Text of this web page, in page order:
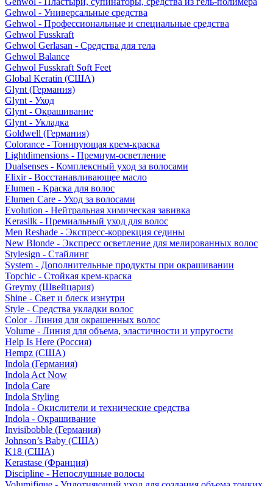
Gehwol - Универсальные средства
Gehwol - Профессиональные и специальные средства
Gehwol Fusskraft
Gehwol Gerlasan - Средства для тела
Gehwol Balance
Gehwol Fusskraft Soft Feet
Global Keratin (США)
Glynt (Германия)
Glynt - Уход
Glynt - Окрашивание
Glynt - Укладка
Goldwell (Германия)
Colorance - Тонирующая крем-краска
Lightdimensions - Премиум-осветление
Dualsenses - Комплексный уход за волосами
Elixir - Восстанавливающее масло
Elumen - Краска для волос
Elumen Care - Уход за волосами
Evolution - Нейтральная химическая завивка
Kerasilk - Премиальный уход для волос
Men Reshade - Экспресс-коррекция седины
New Blonde - Экспресс осветление для мелированных волос
Stylesign - Стайлинг
System - Дополнительные продукты при окрашивании
Topchic - Стойкая крем-краска
Greymy (Швейцария)
Shine - Свет и блеск изнутри
Style - Средства укладки волос
Color - Линия для окрашенных волос
Volume - Линия для объема, эластичности и упругости
Help Is Here (Россия)
Hempz (США)
Indola (Германия)
Indola Act Now
Indola Care
Indola Styling
Indola - Окислители и технические средства
Indola - Окрашивание
Invisibobble (Германия)
Johnson’s Baby (США)
K18 (США)
Kerastase (Франция)
Discipline - Непослушные волосы